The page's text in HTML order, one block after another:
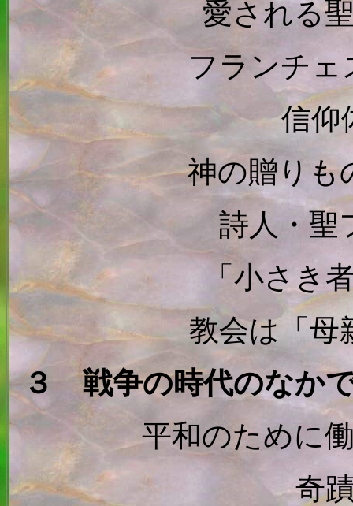
愛される
フランチェ
信仰
神の贈りも
詩人・聖
「小さき
教会は「母
３ 戦争の時代のなか
平和のために
奇